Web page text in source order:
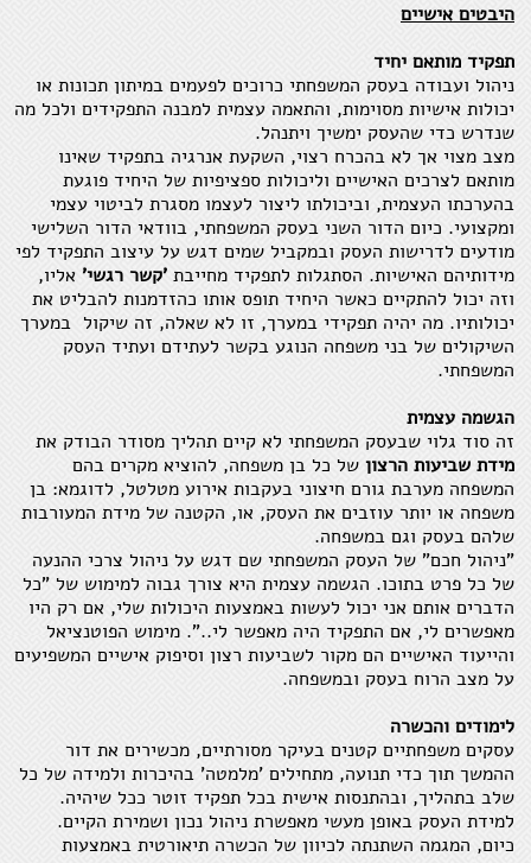
היבטים אישיים
תפקיד מותאם יחיד
ניהול ועבודה בעסק המשפחתי כרוכים לפעמים במיתון תכונות או
יכולות אישיות מסוימות, והתאמה עצמית למבנה התפקידים ולכל מה
שנדרש כדי שהעסק ימשיך ויתנהל.
מצב מצוי אך לא בהכרח רצוי, השקעת אנרגיה בתפקיד שאינו
מותאם לצרכים האישיים וליכולות ספציפיות של היחיד פוגעת
בהערכתו העצמית, וביכולתו ליצור לעצמו מסגרת לביטוי עצמי
ומקצועי. כיום הדור השני בעסק המשפחתי, בוודאי הדור השלישי
מודעים לדרישות העסק ובמקביל שמים דגש על עיצוב התפקיד לפי
מידותיהם האישיות. הסתגלות לתפקיד מחייבת 'קשר רגשי' אליו,
וזה יכול להתקיים כאשר היחיד תופס אותו כהזדמנות להבליט את
יכולותיו. מה יהיה תפקידי במערך, זו לא שאלה, זה שיקול במערך
השיקולים של בני משפחה הנוגע בקשר לעתידם ועתיד העסק
המשפחתי.
הגשמה עצמית
זה סוד גלוי שבעסק המשפחתי לא קיים תהליך מסודר הבודק את
מידת שביעות הרצון של כל בן משפחה, להוציא מקרים בהם
המשפחה מערבת גורם חיצוני בעקבות אירוע מטלטל, לדוגמא: בן
משפחה או יותר עוזבים את העסק, או, הקטנה של מידת המעורבות
שלהם בעסק וגם במשפחה.
"ניהול חכם" של העסק המשפחתי שם דגש על ניהול צרכי ההנעה
של כל פרט בתוכו. הגשמה עצמית היא צורך גבוה למימוש של "כל
הדברים אותם אני יכול לעשות באמצעות היכולות שלי, אם רק היו
מאפשרים לי, אם התפקיד היה מאפשר לי..". מימוש הפוטנציאל
והייעוד האישיים הם מקור לשביעות רצון וסיפוק אישיים המשפיעים
על מצב הרוח בעסק ובמשפחה.
לימודים והכשרה
עסקים משפחתיים קטנים בעיקר מסורתיים, מכשירים את דור
ההמשך תוך כדי תנועה, מתחילים 'מלמטה' בהיכרות ולמידה של כל
שלב בתהליך, ובהתנסות אישית בכל תפקיד זוטר ככל שיהיה.
למידת העסק באופן מעשי מאפשרת ניהול נכון ושמירת הקיים.
כיום, המגמה השתנתה לכיוון של הכשרה תיאורטית באמצעות